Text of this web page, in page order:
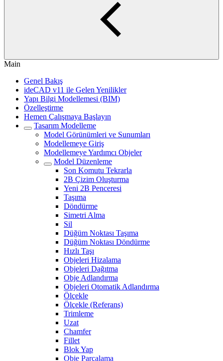
Main
Genel Bakış
ideCAD v11 ile Gelen Yenilikler
Yapı Bilgi Modellemesi (BIM)
Özelleştirme
Hemen Çalışmaya Başlayın
Tasarım Modelleme
Model Görünümleri ve Sunumları
Modellemeye Giriş
Modellemeye Yardımcı Objeler
Model Düzenleme
Son Komutu Tekrarla
2B Çizim Oluşturma
Yeni 2B Penceresi
Taşıma
Döndürme
Simetri Alma
Sil
Düğüm Noktası Taşıma
Düğüm Noktası Döndürme
Hızlı Taşı
Objeleri Hizalama
Objeleri Dağıtma
Obje Adlandırma
Objeleri Otomatik Adlandırma
Ölçekle
Ölçekle (Referans)
Trimleme
Uzat
Chamfer
Fillet
Blok Yap
Obje Parçalama